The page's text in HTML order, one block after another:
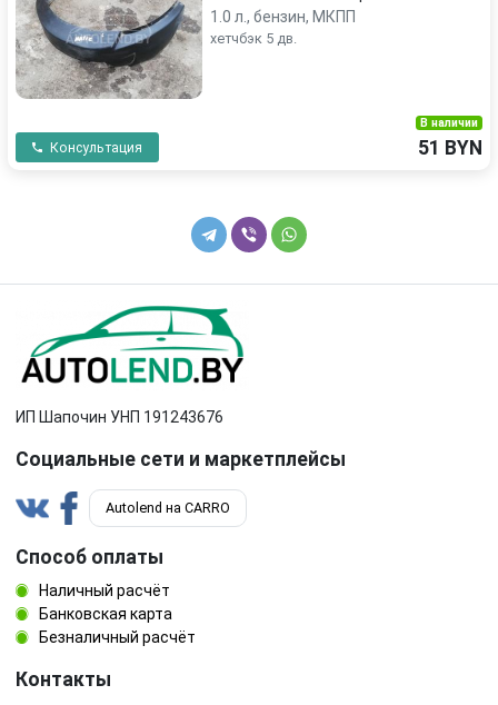
1.0 л., бензин, МКПП
хетчбэк 5 дв.
Консультация
В наличии
51 BYN
ИП Шапочин УНП 191243676
Социальные сети и маркетплейсы
Autolend на CARRO
Способ оплаты
Наличный расчёт
Банковская карта
Безналичный расчёт
Контакты